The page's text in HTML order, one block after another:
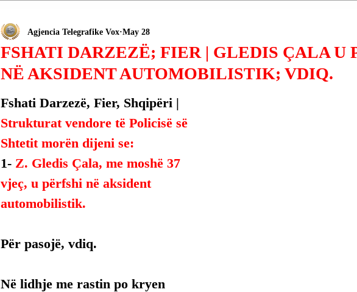
FSHATI DARZEZË; FIER | GLEDIS ÇALA U
NË AKSIDENT AUTOMOBILISTIK; VDIQ.
Agjencia Telegrafike Vox May 28
Fshati Darzezë, Fier, Shqipëri |
Strukturat vendore të Policisë së
Shtetit morën dijeni se:
1- Z. Gledis Çala, me moshë 37
vjeç, u përfshi në aksident
automobilistik.
Për pasojë, vdiq.
Në lidhje me rastin po kryen